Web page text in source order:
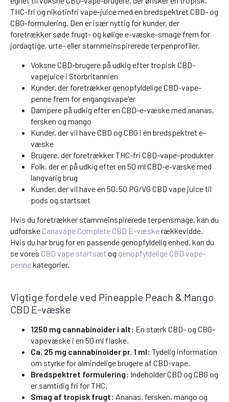
THC-fri og nikotinfri vape-juice med en bredspektret CBD- og
CBG-formulering. Den er især nyttig for kunder, der
foretrækker søde frugt- og kølige e-væske-smage frem for
jordagtige, urte- eller stammeinspirerede terpenprofiler.
Voksne CBD-brugere på udkig efter tropisk CBD-
vapejuice i Storbritannien
Kunder, der foretrækker genopfyldelige CBD-vape-
penne frem for engangsvape'er
Dampere på udkig efter en CBD-e-væske med ananas,
fersken og mango
Kunder, der vil have CBD og CBG i én bredspektret e-
væske
Brugere, der foretrækker THC-fri CBD-vape-produkter
Folk, der er på udkig efter en 50 ml CBD-e-væske med
langvarig brug
Kunder, der vil have en 50:50 PG/VG CBD vape juice til
pods og startsæt
Hvis du foretrækker stammeinspirerede terpensmage, kan du
udforske Canavape Complete CBD E-væskerækkevidde.
Hvis du har brug for en passende genopfyldelig enhed, kan du
se vores CBD vape startsæt og genopfyldelige CBD vape-
pennekategorier.
Vigtige fordele ved Pineapple Peach & Mango
CBD E-væske
1250 mg cannabinoider i alt: En stærk CBD- og CBG-
vapevæske i en 50 ml flaske.
Ca. 25 mg cannabinoider pr. 1 ml: Tydelig information
om styrke for almindelige brugere af CBD-vape.
Bredspektret formulering: Indeholder CBD og CBG og
er samtidig fri for THC.
Smag af tropisk frugt: Ananas, fersken, mango og